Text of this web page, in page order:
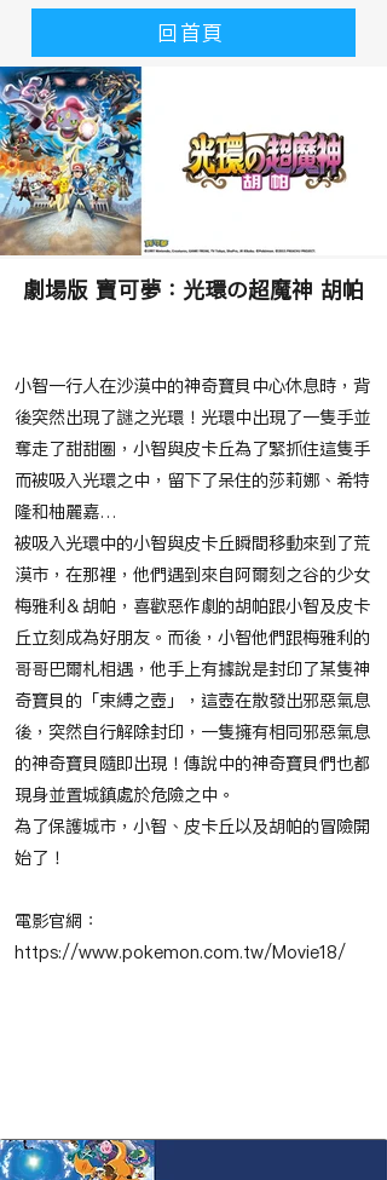
回首頁
劇場版 寶可夢：光環の超魔神 胡帕
小智一行人在沙漠中的神奇寶貝中心休息時，背
後突然出現了謎之光環！光環中出現了一隻手並
奪走了甜甜圈，小智與皮卡丘為了緊抓住這隻手
而被吸入光環之中，留下了呆住的莎莉娜、希特
隆和柚麗嘉…
被吸入光環中的小智與皮卡丘瞬間移動來到了荒
漠市，在那裡，他們遇到來自阿爾刻之谷的少女
梅雅利＆胡帕，喜歡惡作劇的胡帕跟小智及皮卡
丘立刻成為好朋友。而後，小智他們跟梅雅利的
哥哥巴爾札相遇，他手上有據說是封印了某隻神
奇寶貝的「束縛之壺」，這壺在散發出邪惡氣息
後，突然自行解除封印，一隻擁有相同邪惡氣息
的神奇寶貝隨即出現！傳說中的神奇寶貝們也都
現身並置城鎮處於危險之中。
為了保護城市，小智、皮卡丘以及胡帕的冒險開
始了！
電影官網：
https://www.pokemon.com.tw/Movie18/